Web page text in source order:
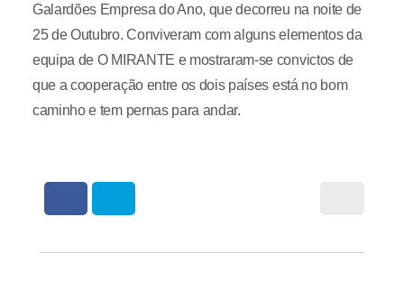
Galardões Empresa do Ano, que decorreu na noite de
25 de Outubro. Conviveram com alguns elementos da
equipa de O MIRANTE e mostraram-se convictos de
que a cooperação entre os dois países está no bom
caminho e tem pernas para andar.